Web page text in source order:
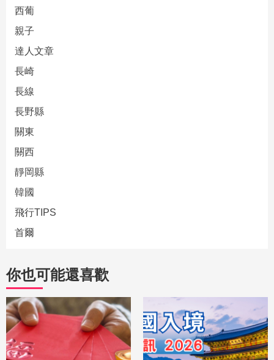
西葡
親子
達人文章
長崎
長線
長野縣
關東
關西
靜岡縣
韓國
飛行TIPS
首爾
你也可能還喜歡